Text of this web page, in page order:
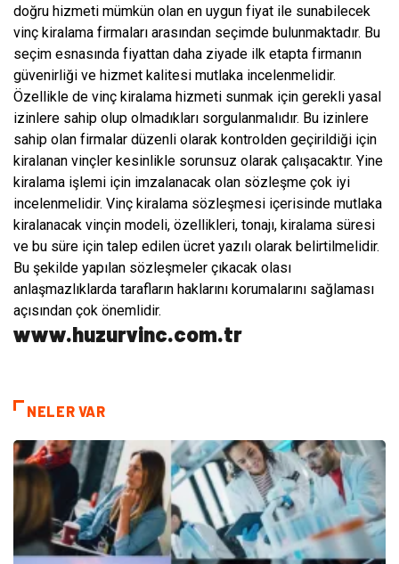
doğru hizmeti mümkün olan en uygun fiyat ile sunabilecek
vinç kiralama firmaları arasından seçimde bulunmaktadır. Bu
seçim esnasında fiyattan daha ziyade ilk etapta firmanın
güvenirliği ve hizmet kalitesi mutlaka incelenmelidir.
Özellikle de vinç kiralama hizmeti sunmak için gerekli yasal
izinlere sahip olup olmadıkları sorgulanmalıdır. Bu izinlere
sahip olan firmalar düzenli olarak kontrolden geçirildiği için
kiralanan vinçler kesinlikle sorunsuz olarak çalışacaktır. Yine
kiralama işlemi için imzalanacak olan sözleşme çok iyi
incelenmelidir. Vinç kiralama sözleşmesi içerisinde mutlaka
kiralanacak vinçin modeli, özellikleri, tonajı, kiralama süresi
ve bu süre için talep edilen ücret yazılı olarak belirtilmelidir.
Bu şekilde yapılan sözleşmeler çıkacak olası
anlaşmazlıklarda tarafların haklarını korumalarını sağlaması
açısından çok önemlidir.
www.huzurvinc.com.tr
NELER VAR